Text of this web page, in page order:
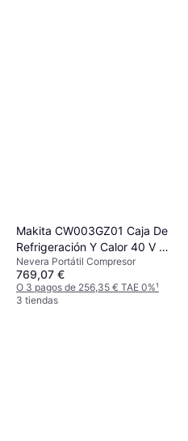
Makita CW003GZ01 Caja De
Refrigeración Y Calor 40 V 7
L
Nevera Portátil Compresor
769,07 €
O 3 pagos de 256,35 € TAE 0%¹
3 tiendas